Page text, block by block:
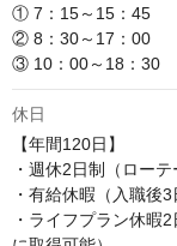
① 7：15～15：45
② 8：30～17：00
③ 10：00～18：30
休日
【年間120日】
・週休2日制（ローテ
・有給休暇（入職後
・ライフプラン休暇